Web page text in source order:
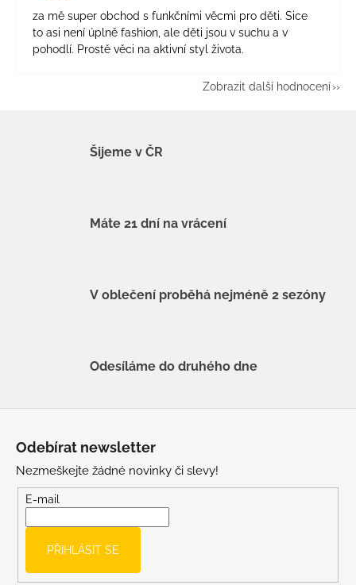
za mě super obchod s funkčními věcmi pro děti. Sice
to asi není úplně fashion, ale děti jsou v suchu a v
pohodlí. Prostě věci na aktivní styl života.
Zobrazit další hodnocení
Šijeme v ČR
Máte 21 dní na vrácení
V oblečení proběhá nejméně 2 sezóny
Odesíláme do druhého dne
Odebírat newsletter
Nezmeškejte žádné novinky či slevy!
E-mail
PŘIHLÁSIT SE